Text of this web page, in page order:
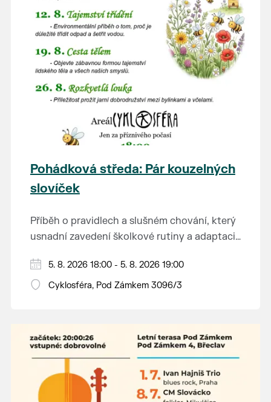
Pohádková středa: Pár kouzelných
slovíček
Příběh o pravidlech a slušném chování, který
usnadní zavedení školkové rutiny a adaptaci
Hraje se jen za příznivého počasí.
Vstupné dobrovolné.
5. 8. 2026 18:00 - 5. 8. 2026 19:00
Cyklosféra, Pod Zámkem 3096/3